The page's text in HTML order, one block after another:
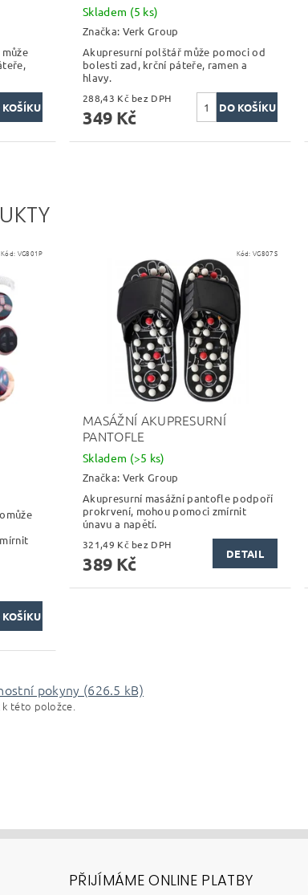
Skladem (5 ks)
Značka: Verk Group
Akupresurní polštář může pomoci od
bolesti zad, krční páteře, ramen a
hlavy.
288,43 Kč bez DPH
349 Kč
Kód: VG801P Kód:VG807S
MASÁŽNÍ AKUPRESURNÍ
PANTOFLE
Skladem (>5 ks)
Značka: Verk Group
Akupresurní masážní pantofle podpoří
prokrvení, mohou pomoci zmírnit
únavu a napětí.
321,49 Kč bez DPH
389 Kč DETAIL
pokyny (626.5 kB)
této položce.
PŘIJÍMÁME ONLINE PLATBY